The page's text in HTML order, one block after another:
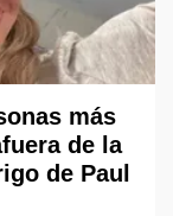
más
de la
de Paul